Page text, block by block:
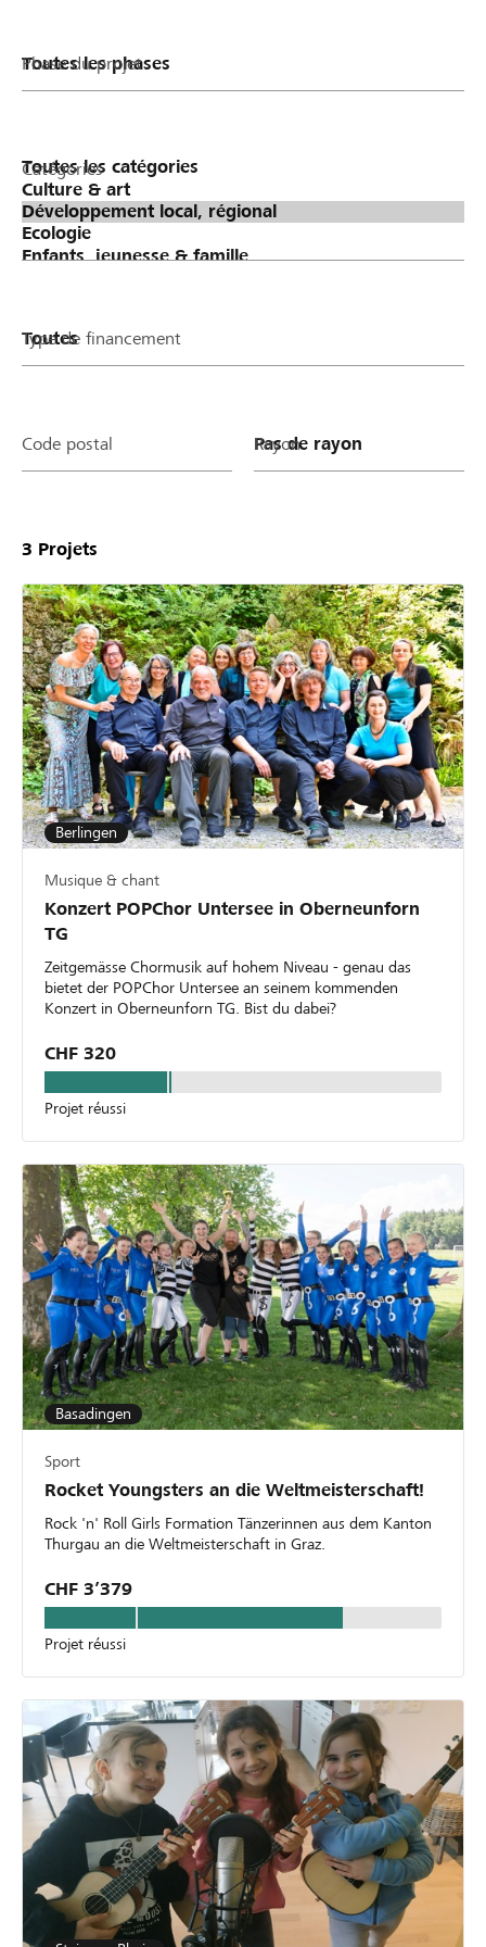
Phase du projet
Catégories
Type de financement
Code postal Rayon
3 Projets
Berlingen
Musique & chant
Konzert POPChor Untersee in Oberneunforn
TG
Zeitgemässe Chormusik auf hohem Niveau - genau das
bietet der POPChor Untersee an seinem kommenden
Konzert in Oberneunforn TG. Bist du dabei?
CHF 320
Projet réussi
Basadingen
Sport
Rocket Youngsters an die Weltmeisterschaft!
Rock 'n' Roll Girls Formation Tänzerinnen aus dem Kanton
Thurgau an die Weltmeisterschaft in Graz.
CHF 3’379
Projet réussi